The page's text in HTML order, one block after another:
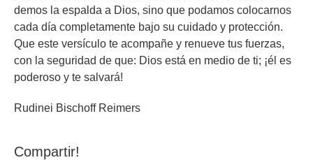
demos la espalda a Dios, sino que podamos colocarnos
cada día completamente bajo su cuidado y protección.
Que este versículo te acompañe y renueve tus fuerzas,
con la seguridad de que: Dios está en medio de ti; ¡él es
poderoso y te salvará!
Rudinei Bischoff Reimers
Compartir!